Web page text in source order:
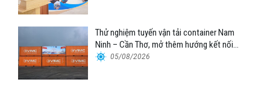
Thử nghiệm tuyến vận tải container Nam
Ninh – Cần Thơ, mở thêm hướng kết nối
logistics cho ĐBSCL
05/08/2026